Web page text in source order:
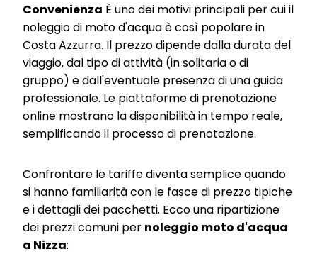
Convenienza È uno dei motivi principali per cui il
noleggio di moto d'acqua è così popolare in
Costa Azzurra. Il prezzo dipende dalla durata del
viaggio, dal tipo di attività (in solitaria o di
gruppo) e dall'eventuale presenza di una guida
professionale. Le piattaforme di prenotazione
online mostrano la disponibilità in tempo reale,
semplificando il processo di prenotazione.
Confrontare le tariffe diventa semplice quando
si hanno familiarità con le fasce di prezzo tipiche
e i dettagli dei pacchetti. Ecco una ripartizione
dei prezzi comuni per noleggio moto d'acqua
a Nizza: